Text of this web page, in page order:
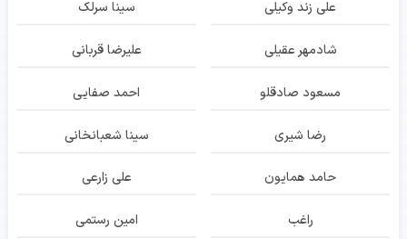
علی زند وکیلی سینا سرلک
شادمهر عقیلی علیرضا قربانی
مسعود صادقلو احمد صفایی
رضا شیری سینا شعبانخانی
حامد همایون علی زارعی
راغب امین رستمی